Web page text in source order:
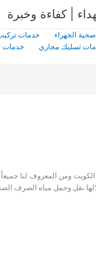
الجهراء خدمات
تسليك مجاري خدمات
ومن المعروف لنا
نقل وحمل مياه الصرف